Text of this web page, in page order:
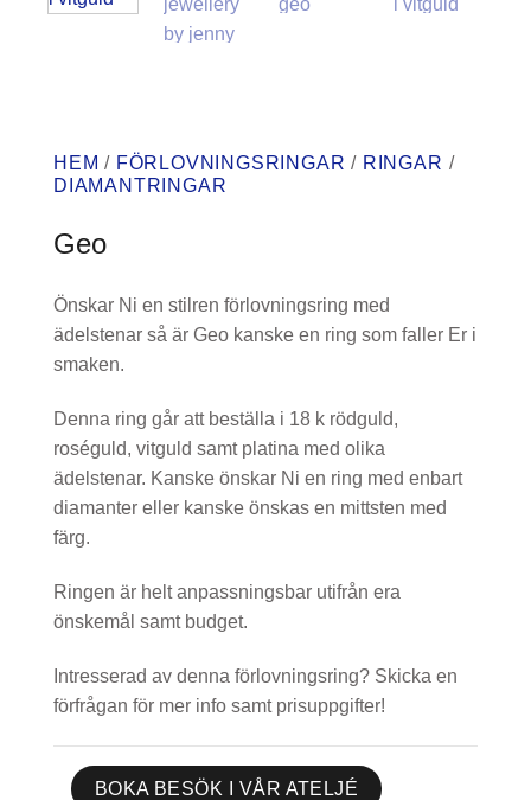
HEM / FÖRLOVNINGSRINGAR / RINGAR /
DIAMANTRINGAR
Geo
Önskar Ni en stilren förlovningsring med
ädelstenar så är Geo kanske en ring som faller Er i
smaken.
Denna ring går att beställa i 18 k rödguld,
roséguld, vitguld samt platina med olika
ädelstenar. Kanske önskar Ni en ring med enbart
diamanter eller kanske önskas en mittsten med
färg.
Ringen är helt anpassningsbar utifrån era
önskemål samt budget.
Intresserad av denna förlovningsring? Skicka en
förfrågan för mer info samt prisuppgifter!
BOKA BESÖK I VÅR ATELJÉ